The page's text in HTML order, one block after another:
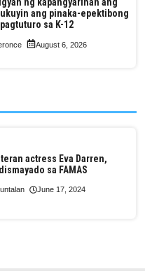
ang pinaka-epektibong
sa K-12
August 6, 2026
actress Eva Darren,
sa FAMAS
June 17, 2024